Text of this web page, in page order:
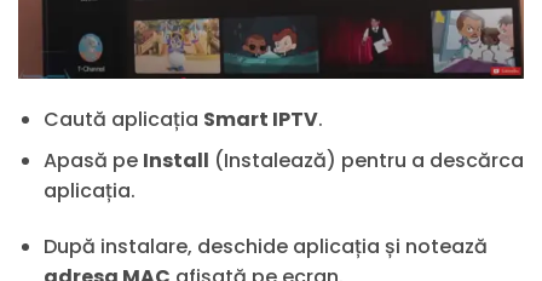
Caută aplicația Smart IPTV.
Apasă pe Install (Instalează) pentru a descărca
aplicația.
După instalare, deschide aplicația și notează